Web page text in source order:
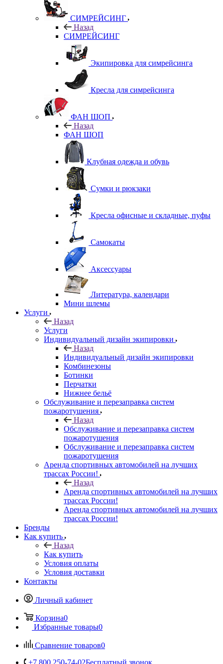
СИМРЕЙСИНГ
Назад
СИМРЕЙСИНГ
Экипировка для симрейсинга
Кресла для симрейсинга
ФАН ШОП
Назад
ФАН ШОП
Клубная одежда и обувь
Сумки и рюкзаки
Кресла офисные и складные, пуфы
Самокаты
Аксессуары
Литература, календари
Мини шлемы
Услуги
Назад
Услуги
Индивидуальный дизайн экипировки
Назад
Индивидуальный дизайн экипировки
Комбинезоны
Ботинки
Перчатки
Нижнее бельё
Обслуживание и перезаправка систем
пожаротушения
Назад
Обслуживание и перезаправка систем
пожаротушения
Обслуживание и перезаправка систем
пожаротушения
Аренда спортивных автомобилей на лучших
трассах России!
Назад
Аренда спортивных автомобилей на лучших
трассах России!
Аренда спортивных автомобилей на лучших
трассах России!
Бренды
Как купить
Назад
Как купить
Условия оплаты
Условия доставки
Контакты
Личный кабинет
Корзина0
Избранные товары0
Сравнение товаров0
+7 800 250-74-02Бесплатный звонок